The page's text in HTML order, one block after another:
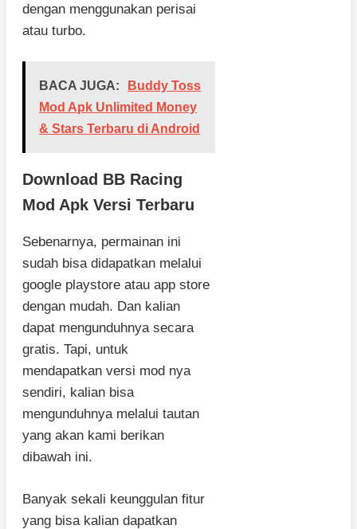
dengan menggunakan perisai
atau turbo.
BACA JUGA:
Buddy Toss
Mod Apk Unlimited Money
& Stars Terbaru di Android
Download BB Racing
Mod Apk Versi Terbaru
Sebenarnya, permainan ini
sudah bisa didapatkan melalui
google playstore atau app store
dengan mudah. Dan kalian
dapat mengunduhnya secara
gratis. Tapi, untuk
mendapatkan versi mod nya
sendiri, kalian bisa
mengunduhnya melalui tautan
yang akan kami berikan
dibawah ini.
Banyak sekali keunggulan fitur
yang bisa kalian dapatkan